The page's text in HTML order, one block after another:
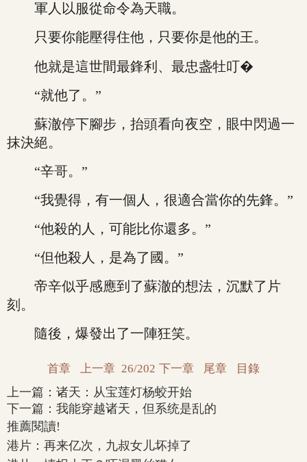
軍人以服從命令為天職。
只要你能壓得住他，只要你是他的王。
他就是這世間最鋒利、最忠盏牡叮�
“就他了。”
蘇澈停下腳步，抬頭看向夜空，眼中閃過一
抹決絕。
“辛哥。”
“我覺得，有一個人，很適合當你的先鋒。”
“他殺的人，可能比你還多。”
“但他殺人，是為了國。”
帝辛似乎感應到了蘇澈的想法，沉默了片
刻。
隨後，爆發出了一陣狂笑。
首章 上一章 26/202 下一章 尾章 目錄
上一篇： 诸天：从宝莲灯杨蛟开始
下一篇： 我能穿越诸天，但系统是乱的
推薦閱讀!
港片：再来亿次，九叔女儿坏掉了